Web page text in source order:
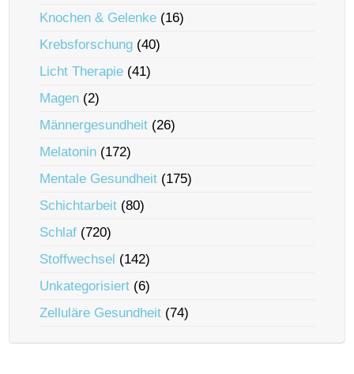
Knochen & Gelenke (16)
Krebsforschung (40)
Licht Therapie (41)
Magen (2)
Männergesundheit (26)
Melatonin (172)
Mentale Gesundheit (175)
Schichtarbeit (80)
Schlaf (720)
Stoffwechsel (142)
Unkategorisiert (6)
Zelluläre Gesundheit (74)